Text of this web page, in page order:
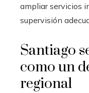
ampliar servicios
supervisión
Santiago
como un
regional